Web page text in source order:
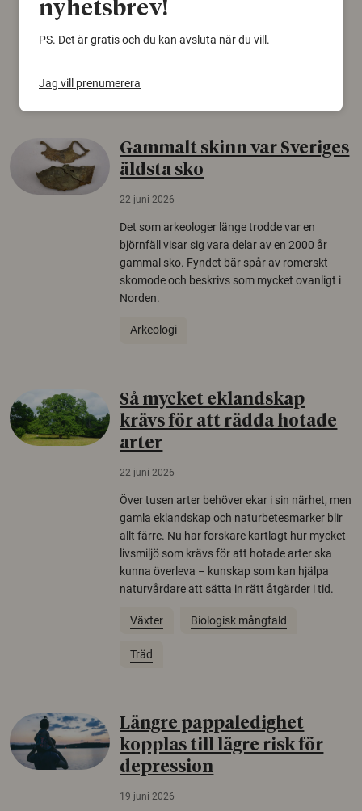
för rysk desinformation. Det visar en studie
europeiska länder.
Säkerhetspolitik
Gammalt skinn var Sveriges
äldsta sko
22 juni 2026
Det som arkeologer länge trodde var en
björnfäll visar sig vara delar av en 2000 år
gammal sko. Fyndet bär spår av romerskt
skomode och beskrivs som mycket ovanligt i
Norden.
Arkeologi
Så mycket eklandskap
krävs för att rädda hotade
arter
22 juni 2026
Över tusen arter behöver ekar i sin närhet, men
gamla eklandskap och naturbetesmarker blir
allt färre. Nu har forskare kartlagt hur mycket
livsmiljö som krävs för att hotade arter ska
kunna överleva – kunskap som kan hjälpa
naturvårdare att sätta in rätt åtgärder i tid.
Växter Biologisk mångfald
Träd
Längre pappaledighet
kopplas till lägre risk för
depression
19 juni 2026
nyhetsbrev!
PS. Det är gratis och du kan avsluta när du vill.
Jag vill prenumerera